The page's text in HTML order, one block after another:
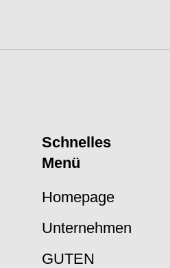
Schnelles
Menü
Homepage
Unternehmen
GUTEN